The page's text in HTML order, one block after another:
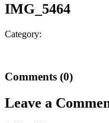
IMG_5464
Category:
Comments (0)
Leave a